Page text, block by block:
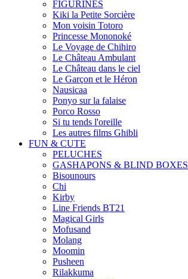
FIGURINES
Kiki la Petite Sorcière
Mon voisin Totoro
Princesse Mononoké
Le Voyage de Chihiro
Le Château Ambulant
Le Château dans le ciel
Le Garçon et le Héron
Nausicaa
Ponyo sur la falaise
Porco Rosso
Si tu tends l'oreille
Les autres films Ghibli
FUN & CUTE
PELUCHES
GASHAPONS & BLIND BOXES
Bisounours
Chi
Kirby
Line Friends BT21
Magical Girls
Mofusand
Molang
Moomin
Pusheen
Rilakkuma